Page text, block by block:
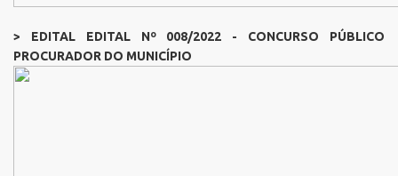
> EDITAL EDITAL Nº 008/2022 - CONCURSO PÚBLICO
PROCURADOR DO MUNICÍPIO